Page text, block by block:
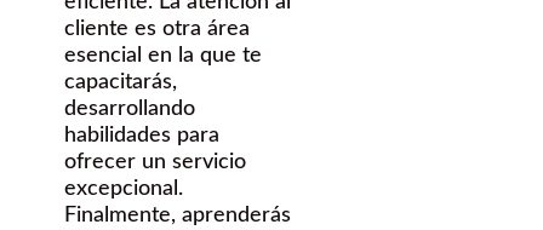
cliente es otra área
esencial en la que te
capacitarás,
desarrollando
habilidades para
ofrecer un servicio
excepcional.
Finalmente, aprenderás